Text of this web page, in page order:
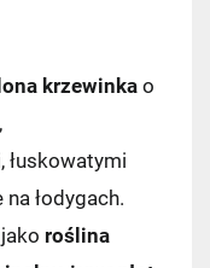
krzewinka o
łuskowatymi
łodygach.
roślina